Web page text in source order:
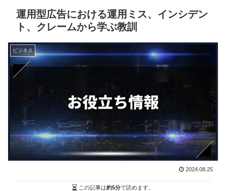
運用型広告における運用ミス、インシデン
ト、クレームから学ぶ教訓
ビジネス
2024.08.25
この記事は約5分で読めます。